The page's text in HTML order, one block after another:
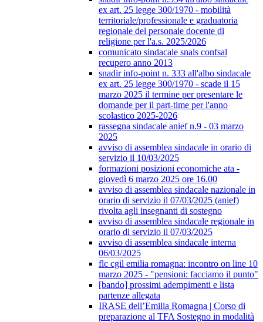
ex art. 25 legge 300/1970 - mobilità
territoriale/professionale e graduatoria
regionale del personale docente di
religione per l'a.s. 2025/2026
comunicato sindacale snals confsal
recupero anno 2013
snadir info-point n. 333 all'albo sindacale
ex art. 25 legge 300/1970 - scade il 15
marzo 2025 il termine per presentare le
domande per il part-time per l'anno
scolastico 2025-2026
rassegna sindacale anief n.9 - 03 marzo
2025
avviso di assemblea sindacale in orario di
servizio il 10/03/2025
formazioni posizioni economiche ata -
giovedì 6 marzo 2025 ore 16.00
avviso di assemblea sindacale nazionale in
orario di servizio il 07/03/2025 (anief)
rivolta agli insegnanti di sostegno
avviso di assemblea sindacale regionale in
orario di servizio il 07/03/2025
avviso di assemblea sindacale interna
06/03/2025
flc cgil emilia romagna: incontro on line 10
marzo 2025 - "pensioni: facciamo il punto"
[bando] prossimi adempimenti e lista
partenze allegata
IRASE dell’Emilia Romagna | Corso di
preparazione al TFA Sostegno in modalità